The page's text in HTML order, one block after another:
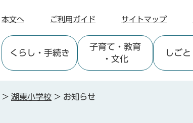
本文へ ご利用ガイド サイトマップ
くらし ・手続き
子育て ・教育
・文化
しごと
> 湖東小学校 > お知らせ